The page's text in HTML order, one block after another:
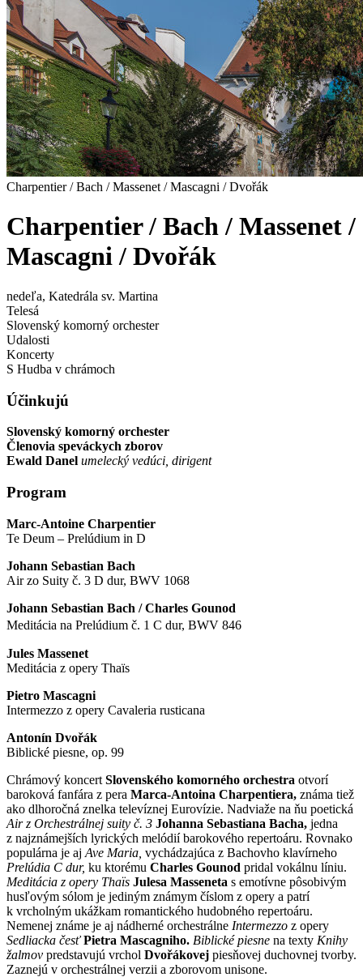
Charpentier / Bach / Massenet / Mascagni / Dvořák
Charpentier / Bach / Massenet /
Mascagni / Dvořák
nedeľa, Katedrála sv. Martina
Telesá
Slovenský komorný orchester
Udalosti
Koncerty
S Hudba v chrámoch
Účinkujú
Slovenský komorný orchester
Členovia speváckych zborov
Ewald Danel umelecký vedúci, dirigent
Program
Marc-Antoine Charpentier
Te Deum – Prelúdium in D
Johann Sebastian Bach
Air zo Suity č. 3 D dur, BWV 1068
Johann Sebastian Bach / Charles Gounod
Meditácia na Prelúdium č. 1 C dur, BWV 846
Jules Massenet
Meditácia z opery Thaïs
Pietro Mascagni
Intermezzo z opery Cavaleria rusticana
Antonín Dvořák
Biblické piesne, op. 99
Chrámový koncert Slovenského komorného orchestra otvorí
baroková fanfára z pera Marca-Antoina Charpentiera, známa tiež
ako dlhoročná znelka televíznej Eurovízie. Nadviaže na ňu poetická
Air z Orchestrálnej suity č. 3 Johanna Sebastiana Bacha, jedna
z najznámejších lyrických melódií barokového repertoáru. Rovnako
populárna je aj Ave Maria, vychádzajúca z Bachovho klavírneho
Prelúdia C dur, ku ktorému Charles Gounod pridal vokálnu líniu.
Meditácia z opery Thaïs Julesa Masseneta s emotívne pôsobivým
husľovým sólom je jediným známym číslom z opery a patrí
k vrcholným ukážkam romantického hudobného repertoáru.
Nemenej známe je aj nádherné orchestrálne Intermezzo z opery
Sedliacka česť Pietra Mascagniho. Biblické piesne na texty Knihy
žalmov predstavujú vrchol Dvořákovej piesňovej duchovnej tvorby.
Zaznejú v orchestrálnej verzii a zborovom unisone.